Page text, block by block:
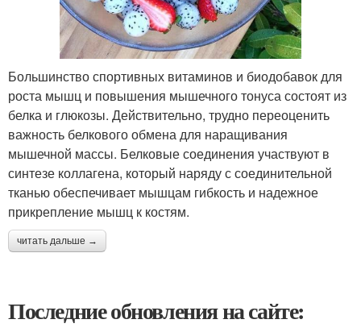
Большинство спортивных витаминов и биодобавок для
роста мышц и повышения мышечного тонуса состоят из
белка и глюкозы. Действительно, трудно переоценить
важность белкового обмена для наращивания
мышечной массы. Белковые соединения участвуют в
синтезе коллагена, который наряду с соединительной
тканью обеспечивает мышцам гибкость и надежное
прикрепление мышц к костям.
читать дальше →
Последние обновления на сайте: